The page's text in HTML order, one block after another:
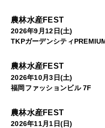
農林水産FEST
2026年9月12日(土)
TKPガーデンシティ
農林水産FEST
2026年10月3日(土)
福岡ファッションビル 7F
農林水産FEST
2026年11月1日(日)